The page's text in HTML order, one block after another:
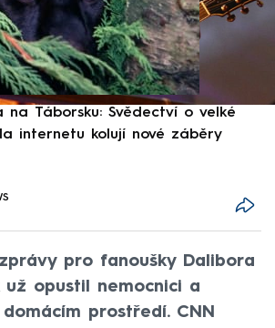
na Táborsku: Svědectví o velké
internetu kolují nové záběry
pro fanoušky Dalibora
už opustil nemocnici a
prostředí. CNN